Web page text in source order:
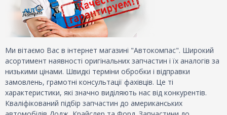
Ми вітаємо Вас в інтернет магазині "Автокомпас". Широкий
асортимент наявності оригінальних запчастин і їх аналогів за
низькими цінами. Швидкі терміни обробки і відправки
замовлень, грамотні консультації фахівців. Це ті
характеристики, які значно виділяють нас від конкурентів.
Кваліфікований підбір запчастин до американських